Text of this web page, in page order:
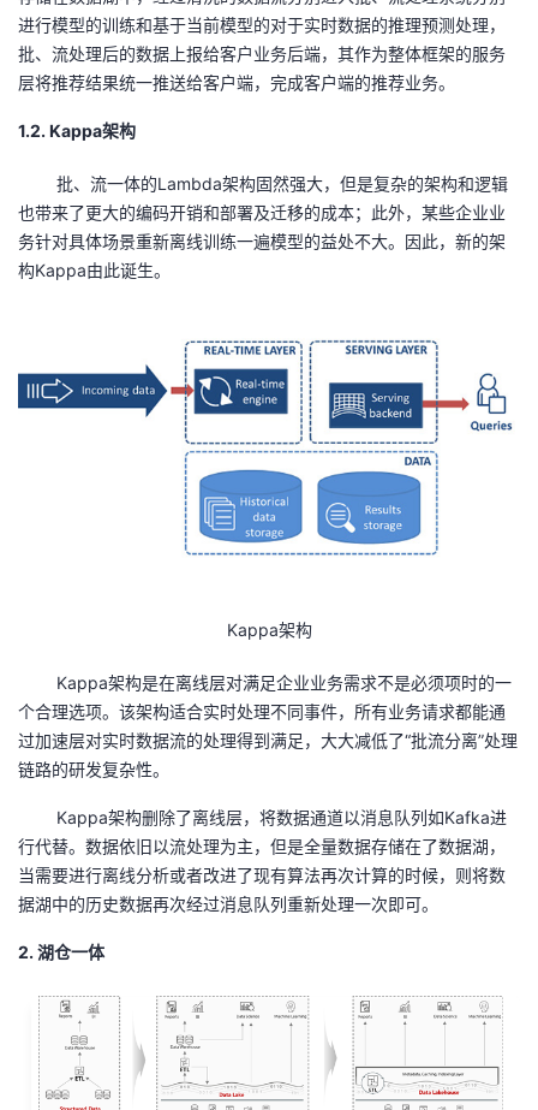
进行模型的训练和基于当前模型的对于实时数据的推理预测处理，
批、流处理后的数据上报给客户业务后端，其作为整体框架的服务
层将推荐结果统一推送给客户端，完成客户端的推荐业务。
1.2. Kappa架构
批、流一体的Lambda架构固然强大，但是复杂的架构和逻辑
也带来了更大的编码开销和部署及迁移的成本；此外，某些企业业
务针对具体场景重新离线训练一遍模型的益处不大。因此，新的架
构Kappa由此诞生。
Kappa架构
Kappa架构是在离线层对满足企业业务需求不是必须项时的一
个合理选项。该架构适合实时处理不同事件，所有业务请求都能通
过加速层对实时数据流的处理得到满足，大大减低了“批流分离”处理
链路的研发复杂性。
Kappa架构删除了离线层，将数据通道以消息队列如Kafka进
行代替。数据依旧以流处理为主，但是全量数据存储在了数据湖，
当需要进行离线分析或者改进了现有算法再次计算的时候，则将数
据湖中的历史数据再次经过消息队列重新处理一次即可。
2. 湖仓一体